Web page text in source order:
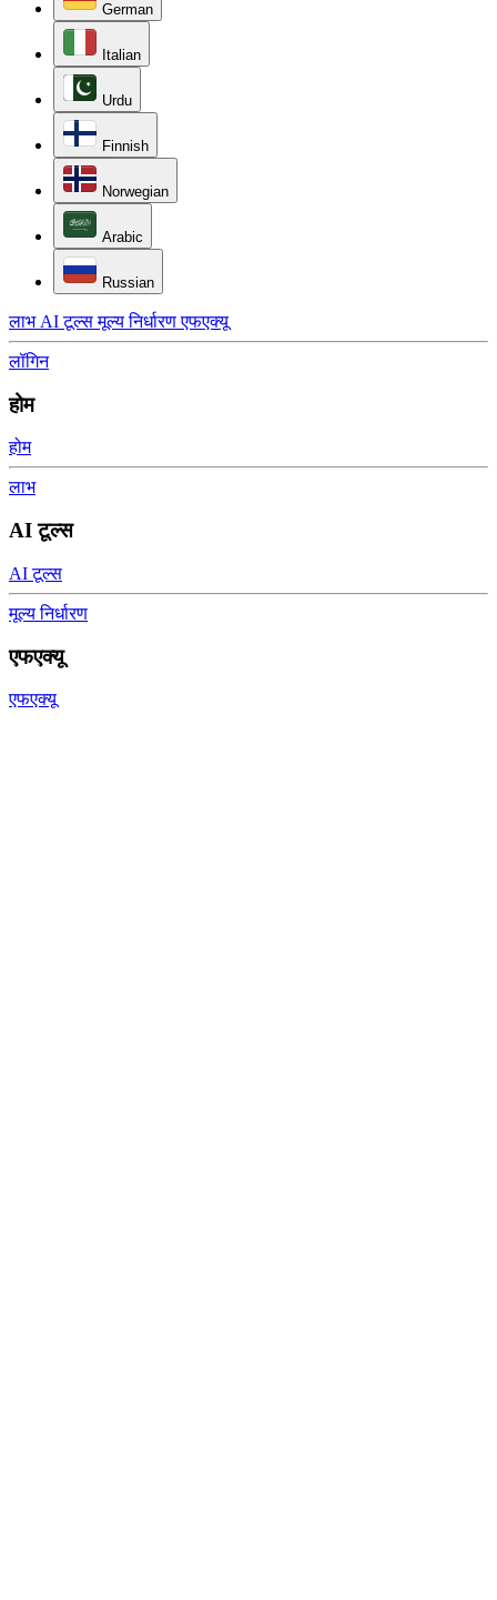
German
Italian
Urdu
Finnish
Norwegian
Arabic
Russian
लाभ AI टूल्स मूल्य निर्धारण एफएक्यू
लॉगिन
होम
होम
लाभ
AI टूल्स
AI टूल्स
मूल्य निर्धारण
एफएक्यू
एफएक्यू